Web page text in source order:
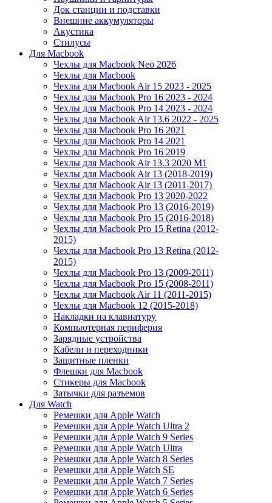
Док станции и подставки
Внешние аккумуляторы
Акустика
Стилусы
Для Macbook
Чехлы для Macbook Neo 2026
Чехлы для Macbook
Чехлы для Macbook Air 15 2023 - 2025
Чехлы для Macbook Pro 16 2023 - 2024
Чехлы для Macbook Pro 14 2023 - 2024
Чехлы для Macbook Air 13.6 2022 - 2025
Чехлы для Macbook Pro 16 2021
Чехлы для Macbook Pro 14 2021
Чехлы для Macbook Pro 16 2019
Чехлы для Macbook Air 13.3 2020 M1
Чехлы для Macbook Air 13 (2018-2019)
Чехлы для Macbook Air 13 (2011-2017)
Чехлы для Macbook Pro 13 2020-2022
Чехлы для Macbook Pro 13 (2016-2019)
Чехлы для Macbook Pro 15 (2016-2018)
Чехлы для Macbook Pro 15 Retina (2012-
2015)
Чехлы для Macbook Pro 13 Retina (2012-
2015)
Чехлы для Macbook Pro 13 (2009-2011)
Чехлы для Macbook Pro 15 (2008-2011)
Чехлы для Macbook Air 11 (2011-2015)
Чехлы для Macbook 12 (2015-2018)
Накладки на клавиатуру
Компьютерная периферия
Зарядные устройства
Кабели и переходники
Защитные пленки
Флешки для Macbook
Стикеры для Macbook
Затычки для разъемов
Для Watch
Ремешки для Apple Watch
Ремешки для Apple Watch Ultra 2
Ремешки для Apple Watch 9 Series
Ремешки для Apple Watch Ultra
Ремешки для Apple Watch 8 Series
Ремешки для Apple Watch SE
Ремешки для Apple Watch 7 Series
Ремешки для Apple Watch 6 Series